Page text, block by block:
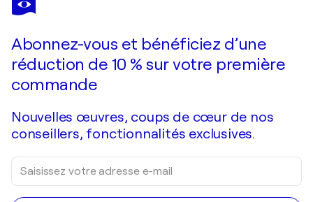
The hope of sea. Watercolor seascape.
Abonnez-vous et bénéficiez d’une
réduction de 10 % sur votre première
commande
Nouvelles œuvres, coups de cœur de nos
conseillers, fonctionnalités exclusives.